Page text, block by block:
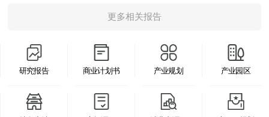
总署、全国商业信息中心、中国经济景气监测中
志的基础信息等公布和提供的大量资料和数据，客
观、多角度地对中国汽车钢市场进行了分析研究。
合新时期的各方面因素，对中国汽车钢行业的发展
国际车企供应链，一体化压铸技术在新能源车型上
汽车上开始示范，轻量化材料与工艺技术水平显著
提升。未来，中国汽车轻量化行业将在"新能源汽
模化应用与产业升级的新阶段。从市场前景看，新
策导向，判断项目是否有足够的市场空间支撑运
2030年版冷链运输项目可行性研究报告》为中研普
华公司独家首创针对行业投资可行性研究咨询服务
的专项研究报告。报告分为：行业通用版、专业定
制版。行业通用版是中研普华根据行业一般水平测
更多相关报告
研究报告 商业计划书 产业规划 产业园区